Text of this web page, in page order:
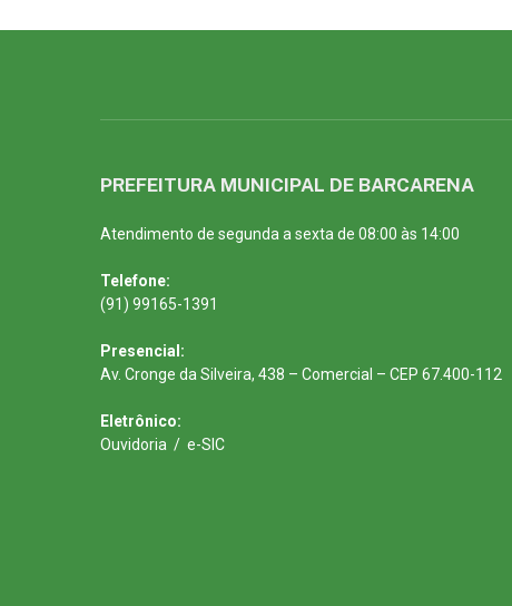
PREFEITURA MUNICIPAL DE BARCARENA
Atendimento de segunda a sexta de 08:00 às 14:00
Telefone:
(91) 99165-1391
Presencial:
Av. Cronge da Silveira, 438 – Comercial – CEP 67.400-112
Eletrônico:
Ouvidoria / e-SIC